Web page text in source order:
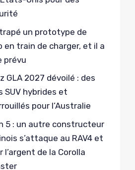
un prototype de
en train de charger, et il a
prévu
GLA 2027 dévoilé : des
SUV hybrides et
pour l’Australie
5 : un autre constructeur
s’attaque au RAV4 et
l’argent de la Corolla